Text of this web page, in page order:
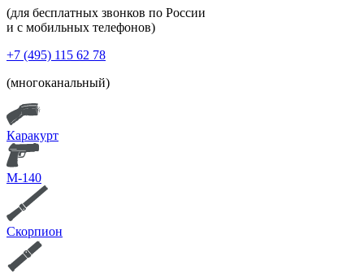
(для бесплатных звонков по России
и с мобильных телефонов)
+7 (495) 115 62 78
(многоканальный)
Каракурт
М-140
Скорпион